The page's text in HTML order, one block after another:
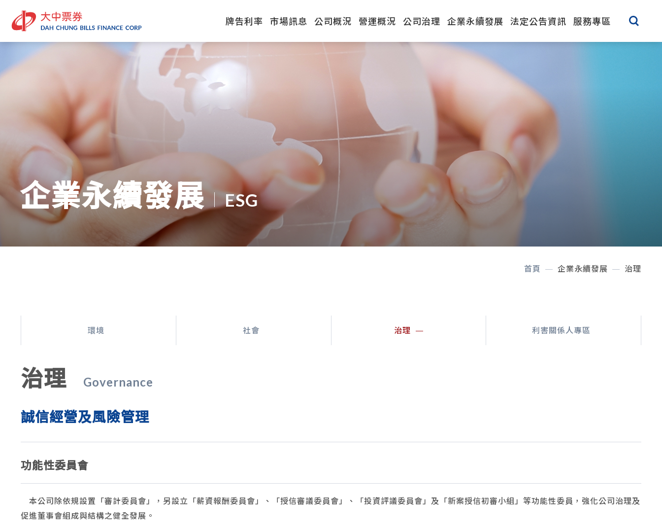
牌告利率 市場訊息 公司概況 營運概況 公司治理 企業永續發展 法定公告資訊 服務專區
企業永續發展 ESG
首頁 企業永續發展 治理
環境 社會 治理 利害關係人專區
治理 Governance
誠信經營及風險管理
功能性委員會
本公司除依規設置「審計委員會」，另設立「薪資報酬委員會」、「授信審議委員會」、「投資評議委員會」及「新案授信初審小組」等功能性委員，強化公司治理及
促進董事會組成與結構之健全發展。